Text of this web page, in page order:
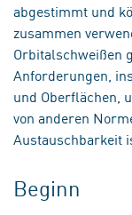
abgestimmt und
zusammen
Orbitalschweißen
Anforderungen,
und Oberflächen,
von anderen
Austauschbarkeit
Beginn